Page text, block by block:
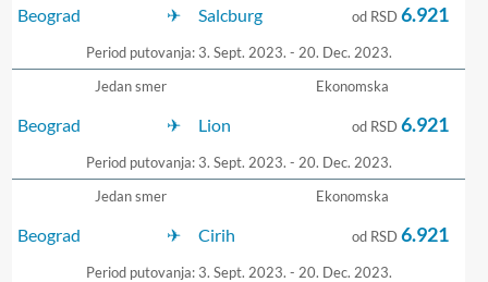
Beograd Salcburg
Period putovanja: 3. Sept. 2023. - 20. Dec. 2023.
od RSD6.921
Jedan smer
Beograd Lion
Ekonomska
Period putovanja: 3. Sept. 2023. - 20. Dec. 2023.
od RSD6.921
Jedan smer
Beograd Cirih
Ekonomska
Period putovanja: 3. Sept. 2023. - 20. Dec. 2023.
od RSD6.921